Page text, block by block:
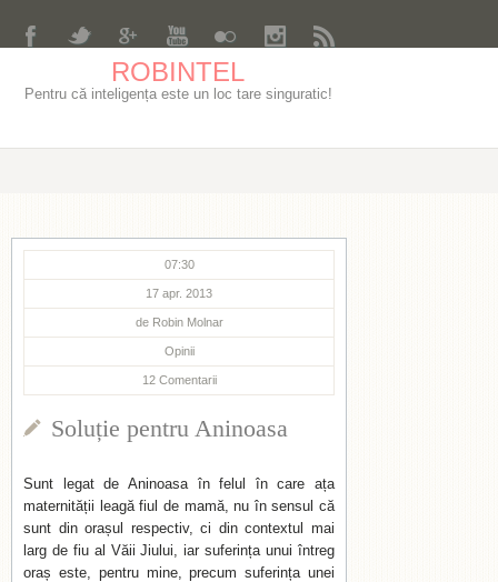
ROBINTEL
Pentru că inteligența este un loc tare singuratic!
07:30
17 apr. 2013
de Robin Molnar
Opinii
12 Comentarii
Soluție pentru Aninoasa
Sunt legat de Aninoasa în felul în care ața
maternității leagă fiul de mamă, nu în sensul că
sunt din orașul respectiv, ci din contextul mai
larg de fiu al Văii Jiului, iar suferința unui întreg
oraș este, pentru mine, precum suferința unei